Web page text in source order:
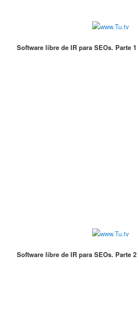
Software libre de IR para SEOs. Parte 1
Software libre de IR para SEOs. Parte 2